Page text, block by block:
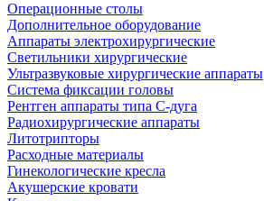
Операционные столы
Дополнительное оборудование
Аппараты электрохирургические
Светильники хирургические
Ультразвуковые хирургические аппараты
Система фиксации головы
Рентген аппараты типа С-дуга
Радиохирургические аппараты
Литотрипторы
Расходные материалы
Гинекологические кресла
Акушерские кровати